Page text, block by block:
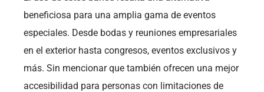
beneficiosa para una amplia gama de eventos
especiales. Desde bodas y reuniones empresariales
en el exterior hasta congresos, eventos exclusivos y
más. Sin mencionar que también ofrecen una mejor
accesibilidad para personas con limitaciones de